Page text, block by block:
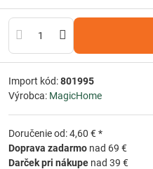
Import kód:801995
Výrobca: MagicHome
Doručenie od: 4,60 € *
Doprava zadarmo nad 69 €
Darček pri nákupe nad 39 €